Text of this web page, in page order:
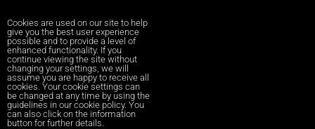
Parker Russell Urkraine
Cookies are used on our site to help
give you the best user experience
possible and to provide a level of
enhanced functionality. If you
continue viewing the site without
changing your settings, we will
assume you are happy to receive all
cookies. Your cookie settings can
be changed at any time by using the
guidelines in our cookie policy. You
can also click on the information
button for further details.